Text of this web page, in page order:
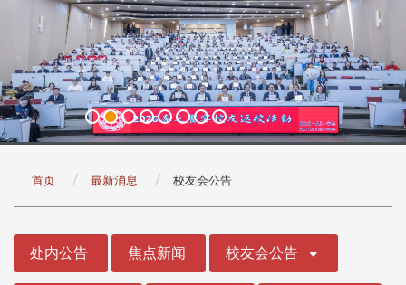
首页 最新消息 校友会公告
处内公告 焦点新闻 校友会公告